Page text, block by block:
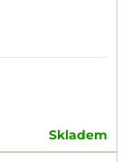
Skladem